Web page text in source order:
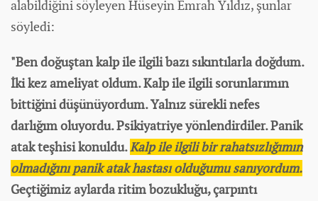
alabildiğini söyleyen Hüseyin Emrah Yıldız, şunlar
söyledi:
"Ben doğuştan kalp ile ilgili bazı sıkıntılarla doğdum.
İki kez ameliyat oldum. Kalp ile ilgili sorunlarımın
bittiğini düşünüyordum. Yalnız sürekli nefes
darlığım oluyordu. Psikiyatriye yönlendirdiler. Panik
atak teşhisi konuldu.Kalp ile ilgili bir rahatsızlığımın
olmadığını panik atak hastası olduğumu sanıyordum.
Geçtiğimiz aylarda ritim bozukluğu, çarpıntı